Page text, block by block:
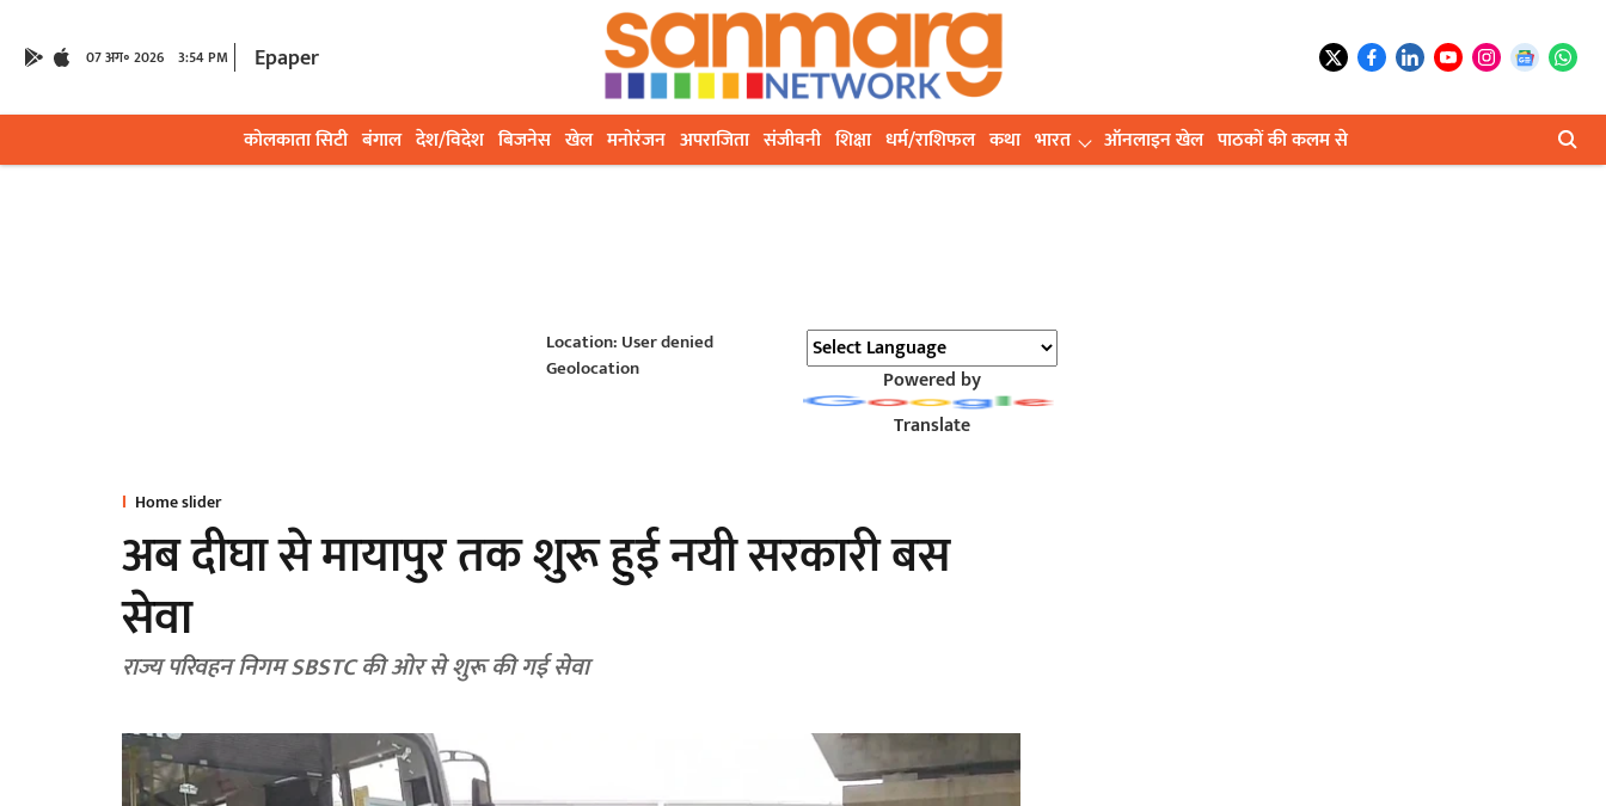
07 अग॰ 2026 3:54 PM Epaper
कोलकाता सिटी बंगाल देश/विदेश बिजनेस खेल मनोरंजन अपराजिता संजीवनी शिक्षा धर्म/राशिफल कथा भारत ऑनलाइन खेल पाठकों की कलम से
Location: User denied
Geolocation
Powered by
Translate
Home slider
अब दीघा से मायापुर तक शुरू हुई नयी सरकारी बस
सेवा
राज्य परिवहन निगम SBSTC की ओर से शुरू की गई सेवा